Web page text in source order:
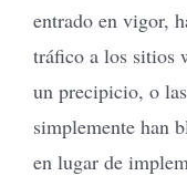
entrado en vigor,
tráfico a los sitios
un precipicio, o
simplemente han
en lugar de